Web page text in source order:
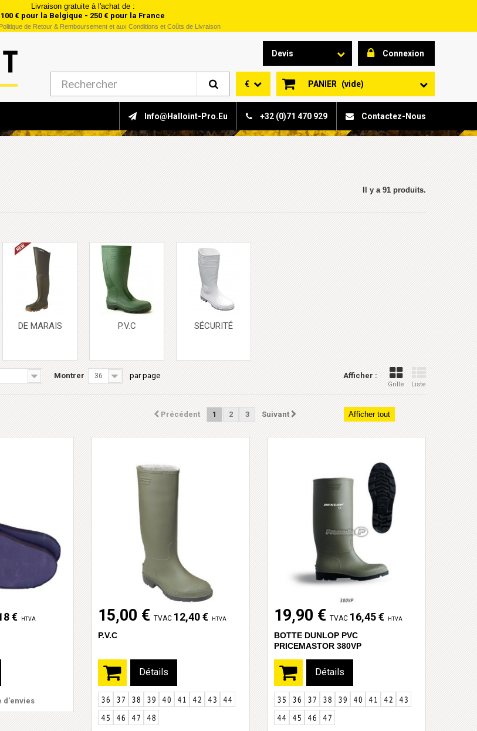
Livraison gratuite à l'achat de :
100 € pour la Belgique - 250 € pour la France
de Retour & Remboursement et aux Conditions et Coûts de Livraison
Connexion
Devis
PANIER (vide)
€
Contactez-Nous
+32 (0)71 470 929
Info@halloint-Pro.eu
Il y a 91 produits.
DE MARAIS P.V.C SÉCURITÉ
Afficher :
Grille Liste
Montrer 36 par page
Afficher tout
Précédent 1 2 3 Suivant
€ HTVA
d'envies
15,00 € TVAC 12,40 € HTVA
P.V.C
Détails
19,90 € TVAC 16,45 € HTVA
BOTTE DUNLOP PVC
PRICEMASTOR 380VP
Détails